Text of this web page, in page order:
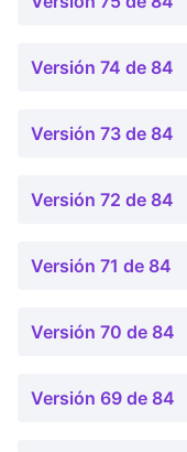
Versión 74 de 84
Versión 73 de 84
Versión 72 de 84
Versión 71 de 84
Versión 70 de 84
Versión 69 de 84